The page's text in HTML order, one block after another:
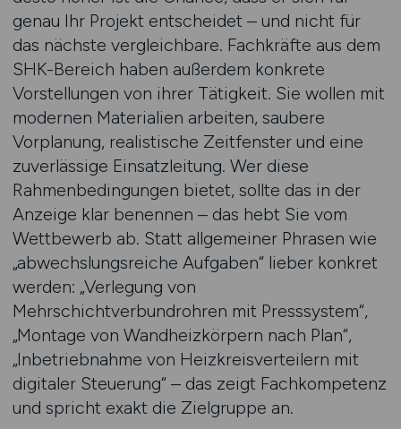
genau Ihr Projekt entscheidet – und nicht für
das nächste vergleichbare. Fachkräfte aus dem
SHK-Bereich haben außerdem konkrete
Vorstellungen von ihrer Tätigkeit. Sie wollen mit
modernen Materialien arbeiten, saubere
Vorplanung, realistische Zeitfenster und eine
zuverlässige Einsatzleitung. Wer diese
Rahmenbedingungen bietet, sollte das in der
Anzeige klar benennen – das hebt Sie vom
Wettbewerb ab. Statt allgemeiner Phrasen wie
„abwechslungsreiche Aufgaben“ lieber konkret
werden: „Verlegung von
Mehrschichtverbundrohren mit Presssystem“,
„Montage von Wandheizkörpern nach Plan“,
„Inbetriebnahme von Heizkreisverteilern mit
digitaler Steuerung“ – das zeigt Fachkompetenz
und spricht exakt die Zielgruppe an.